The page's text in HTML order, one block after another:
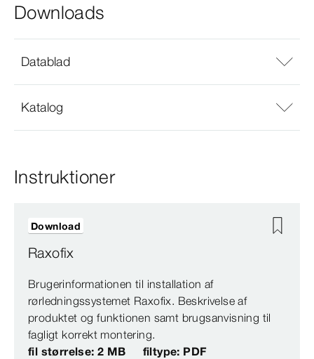
Downloads
Datablad
Katalog
Instruktioner
Raxofix
Brugerinformationen til installation af
rørledningssystemet Raxofix. Beskrivelse af
produktet og funktionen samt brugsanvisning til
fagligt korrekt montering.
fil størrelse: 2 MB
filtype: PDF
Download